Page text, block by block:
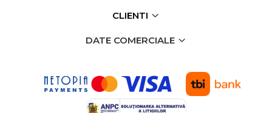
Rindele Electrice
Generator Curent Electric
CLIENTI
DATE COMERCIALE